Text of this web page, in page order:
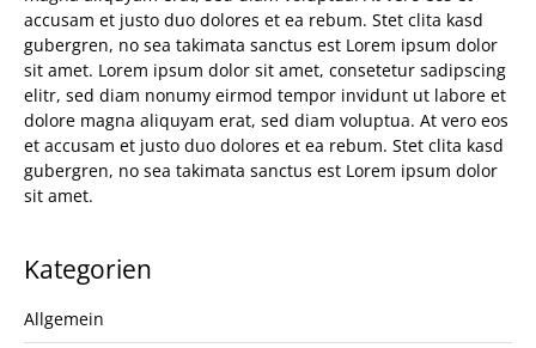
accusam et justo duo dolores et ea rebum. Stet clita kasd
gubergren, no sea takimata sanctus est Lorem ipsum dolor
sit amet. Lorem ipsum dolor sit amet, consetetur sadipscing
elitr, sed diam nonumy eirmod tempor invidunt ut labore et
dolore magna aliquyam erat, sed diam voluptua. At vero eos
et accusam et justo duo dolores et ea rebum. Stet clita kasd
gubergren, no sea takimata sanctus est Lorem ipsum dolor
sit amet.
Kategorien
Allgemein